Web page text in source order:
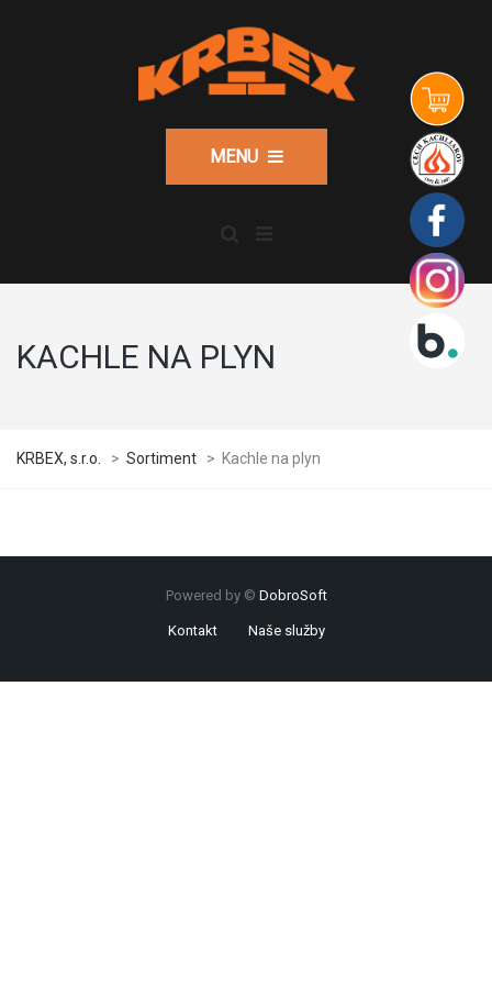
MENU
KACHLE NA PLYN
KRBEX, s.r.o. > Sortiment > Kachle na plyn
Powered by © DobroSoft
Kontakt Naše služby